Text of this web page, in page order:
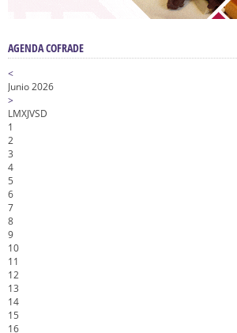
AGENDA COFRADE
<
Junio 2026
>
LMXJVSD
1
2
3
4
5
6
7
8
9
10
11
12
13
14
15
16